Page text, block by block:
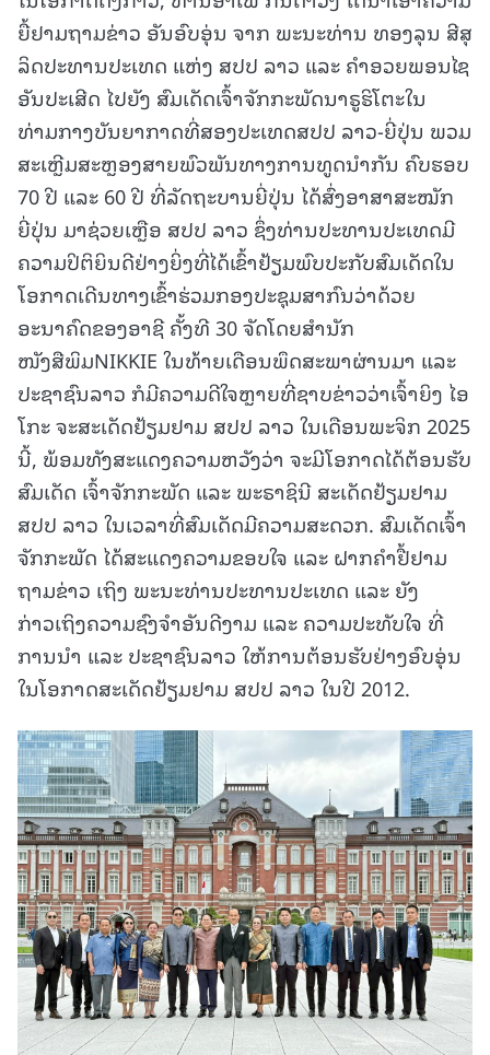
ຍື້ຢາມຖາມຂ່າວ ອັນອົບອຸ່ນ ຈາກ ພະນະທ່ານ ທອງລຸນ ສີສຸ
ລິດປະທານປະເທດ ແຫ່ງ ສປປ ລາວ ແລະ ຄໍາອວຍພອນໄຊ
ອັນປະເສີດ ໄປຍັງ ສົມເດັດເຈົ້າຈັກກະພັດນາຣູຮິໂຕະໃນ
ທ່າມກາງບັນຍາກາດທີ່ສອງປະເທດສປປ ລາວ-ຍີ່ປຸ່ນ ພວມ
ສະເຫຼີມສະຫຼອງສາຍພົວພັນທາງການທູດນໍາກັນ ຄົບຮອບ
70 ປີ ແລະ 60 ປີ ທີ່ລັດຖະບານຍີ່ປຸ່ນ ໄດ້ສົ່ງອາສາສະໝັກ
ຍີ່ປຸ່ນ ມາຊ່ວຍເຫຼືອ ສປປ ລາວ ຊຶ່ງທ່ານປະທານປະເທດມີ
ຄວາມປິຕິຍິນດີຢ່າງຍິ່ງທີ່ໄດ້ເຂົ້າຢ້ຽມພົບປະກັບສົມເດັດໃນ
ໂອກາດເດີນທາງເຂົ້າຮ່ວມກອງປະຊຸມສາກົນວ່າດ້ວຍ
ອະນາຄົດຂອງອາຊີ ຄັ້ງທີ 30 ຈັດໂດຍສໍານັກ
ໜັງສືພິມNIKKIE ໃນທ້າຍເດືອນພຶດສະພາຜ່ານມາ ແລະ
ປະຊາຊົນລາວ ກໍມີຄວາມດີໃຈຫຼາຍທີ່ຊາບຂ່າວວ່າເຈົ້າຍິງ ໄອ
ໂກະ ຈະສະເດັດຢ້ຽມຢາມ ສປປ ລາວ ໃນເດືອນພະຈິກ 2025
ນີ້, ພ້ອມທັງສະແດງຄວາມຫວັງວ່າ ຈະມີໂອກາດໄດ້ຕ້ອນຮັບ
ສົມເດັດ ເຈົ້າຈັກກະພັດ ແລະ ພະຣາຊິນີ ສະເດັດຢ້ຽມຢາມ
ສປປ ລາວ ໃນເວລາທີ່ສົມເດັດມີຄວາມສະດວກ. ສົມເດັດເຈົ້າ
ຈັກກະພັດ ໄດ້ສະແດງຄວາມຂອບໃຈ ແລະ ຝາກຄໍາຢື້ຢາມ
ຖາມຂ່າວ ເຖິງ ພະນະທ່ານປະທານປະເທດ ແລະ ຍັງ
ກ່າວເຖິງຄວາມຊົງຈໍາອັນດີງາມ ແລະ ຄວາມປະທັບໃຈ ທີ່
ການນໍາ ແລະ ປະຊາຊົນລາວ ໃຫ້ການຕ້ອນຮັບຢ່າງອົບອຸ່ນ
ໃນໂອກາດສະເດັດຢ້ຽມຢາມ ສປປ ລາວ ໃນປີ 2012.